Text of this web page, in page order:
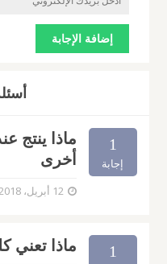
1
إجابة
ماذا ينتج
أخرى
12 أبريل، 2018
1 ماذا تعني